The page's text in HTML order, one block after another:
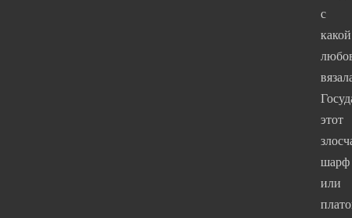
с
какой
этот
шарф
или